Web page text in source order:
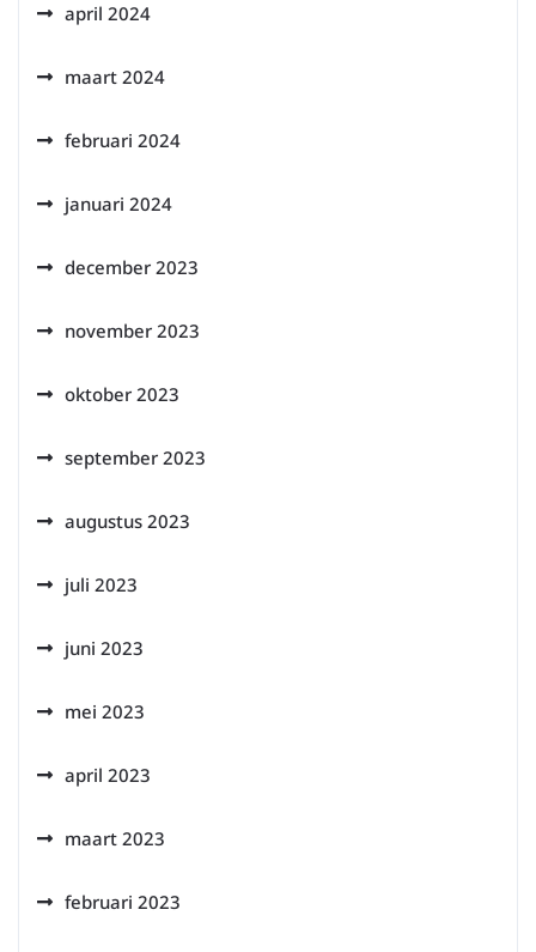
april 2024
maart 2024
februari 2024
januari 2024
december 2023
november 2023
oktober 2023
september 2023
augustus 2023
juli 2023
juni 2023
mei 2023
april 2023
maart 2023
februari 2023